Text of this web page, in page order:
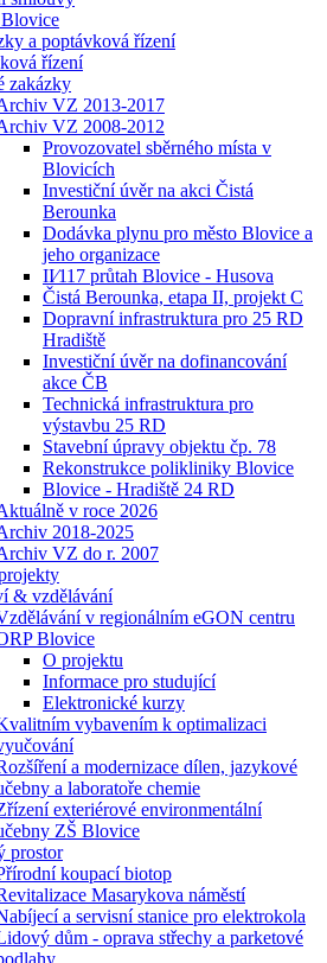
a poptávková řízení
řízení
zakázky
VZ 2013-2017
VZ 2008-2012
Provozovatel sběrného místa v
Blovicích
Investiční úvěr na akci Čistá
Berounka
Dodávka plynu pro město Blovice a
jeho organizace
II⁄117 průtah Blovice - Husova
Čistá Berounka, etapa II, projekt C
Dopravní infrastruktura pro 25 RD
Hradiště
Investiční úvěr na dofinancování
akce ČB
Technická infrastruktura pro
výstavbu 25 RD
Stavební úpravy objektu čp. 78
Rekonstrukce polikliniky Blovice
Blovice - Hradiště 24 RD
v roce 2026
2018-2025
VZ do r. 2007
& vzdělávání
v regionálním eGON centru
Blovice
O projektu
Informace pro studující
Elektronické kurzy
vybavením k optimalizaci
a modernizace dílen, jazykové
a laboratoře chemie
exteriérové environmentální
ZŠ Blovice
prostor
koupací biotop
Masarykova náměstí
a servisní stanice pro elektrokola
dům - oprava střechy a parketové